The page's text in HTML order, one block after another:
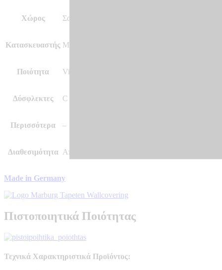
Χώρος Σαλόνι Κρεβατοκάμαρα Κουζίνα και άλλοι χώροι
Κατασκευαστής Marburg – Made in Germany
Ποιότητα Vinyl, Vlies – Non Woven
Δύσφλεκτες C – s1 d0
Περισσότερα –
Διαθεσιμότητα Αποστολή σε 7 – 10 μέρες
Made in Germany
Πιστοποιητικά Ποιότητας
Τεχνικά Χαρακτηριστικά Προϊόντος: